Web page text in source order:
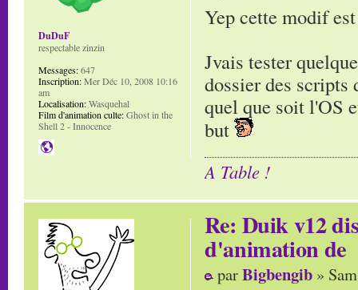
Yep cette modif
Jvais tester
dossier des
quel que soit l'OS
but
A Table !
DuDuF
respectable zinzin
Messages:647
Inscription:Mer Déc 10, 2008 10:16
am
Localisation:Wasquehal
Film d'animation culte:Ghost in the
Shell 2 - Innocence
Re: Duik v12
d'animation de
parBigbengib »